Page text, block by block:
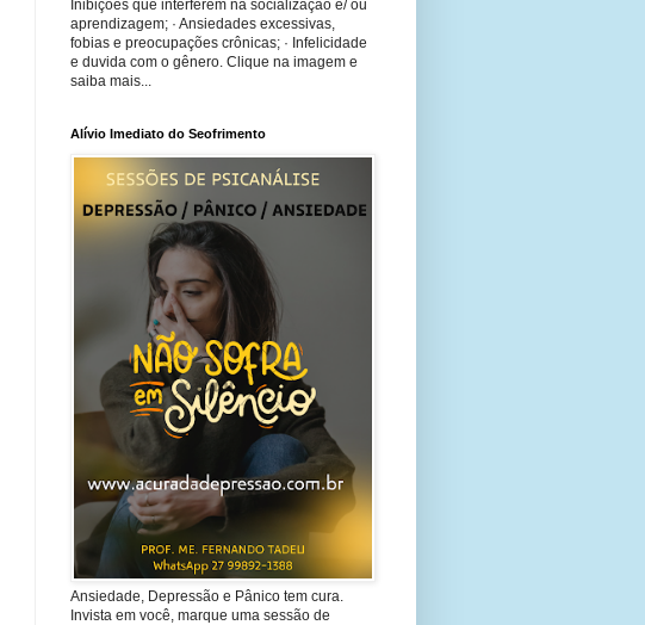
Inibições que interferem na socialização e/ ou
aprendizagem; · Ansiedades excessivas,
fobias e preocupações crônicas; · Infelicidade
e duvida com o gênero. Clique na imagem e
saiba mais...
Alívio Imediato do Seofrimento
Ansiedade, Depressão e Pânico tem cura.
Invista em você, marque uma sessão de